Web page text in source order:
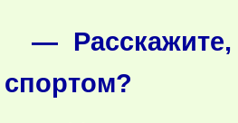
—
спортом?